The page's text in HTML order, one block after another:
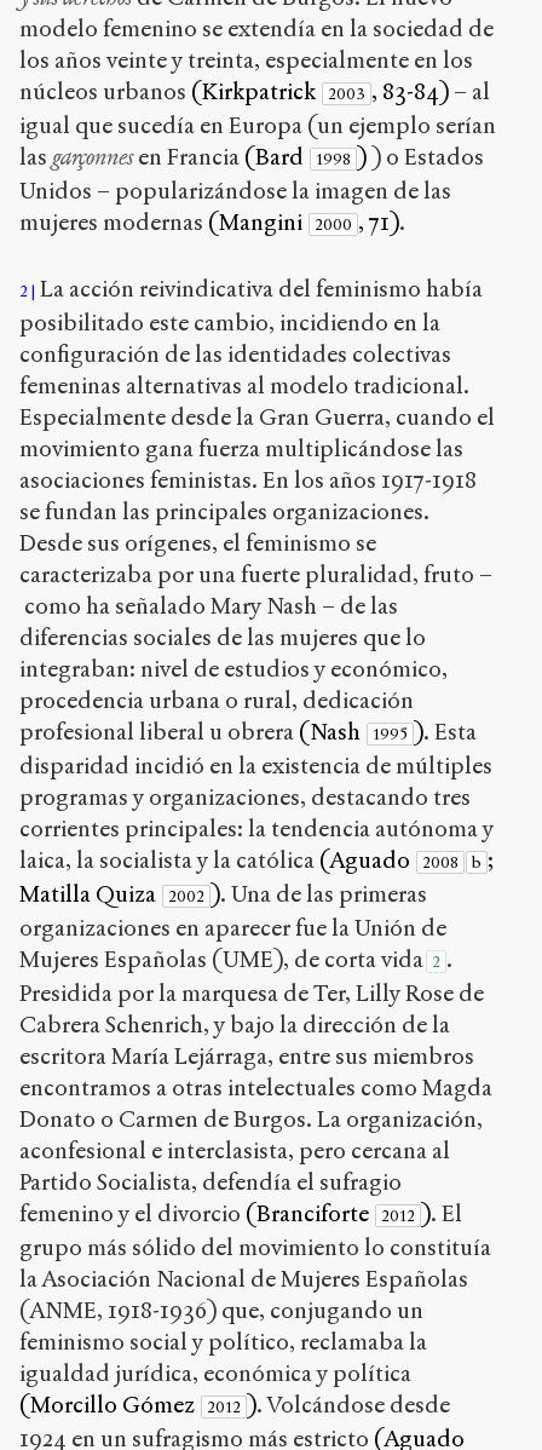
modelo femenino se extendía en la sociedad de
los años veinte y treinta, especialmente en los
núcleos urbanos (Kirkpatrick 2003 , 83-84) – al
igual que sucedía en Europa (un ejemplo serían
las garçonnesen Francia (Bard 1998 ) ) o Estados
Unidos – popularizándose la imagen de las
mujeres modernas (Mangini 2000 , 71).
2 La acción reivindicativa del feminismo había
posibilitado este cambio, incidiendo en la
configuración de las identidades colectivas
femeninas alternativas al modelo tradicional.
Especialmente desde la Gran Guerra, cuando el
movimiento gana fuerza multiplicándose las
asociaciones feministas. En los años 1917-1918
se fundan las principales organizaciones.
Desde sus orígenes, el feminismo se
caracterizaba por una fuerte pluralidad, fruto –
como ha señalado Mary Nash – de las
diferencias sociales de las mujeres que lo
integraban: nivel de estudios y económico,
procedencia urbana o rural, dedicación
profesional liberal u obrera (Nash 1995 ). Esta
disparidad incidió en la existencia de múltiples
programas y organizaciones, destacando tres
corrientes principales: la tendencia autónoma y
laica, la socialista y la católica (Aguado 2008 b ;
Matilla Quiza 2002 ). Una de las primeras
organizaciones en aparecer fue la Unión de
Mujeres Españolas (UME), de corta vida 2 .
Presidida por la marquesa de Ter, Lilly Rose de
Cabrera Schenrich, y bajo la dirección de la
escritora María Lejárraga, entre sus miembros
encontramos a otras intelectuales como Magda
Donato o Carmen de Burgos. La organización,
aconfesional e interclasista, pero cercana al
Partido Socialista, defendía el sufragio
femenino y el divorcio (Branciforte 2012 ). El
grupo más sólido del movimiento lo constituía
la Asociación Nacional de Mujeres Españolas
(ANME, 1918-1936) que, conjugando un
feminismo social y político, reclamaba la
igualdad jurídica, económica y política
(Morcillo Gómez 2012 ). Volcándose desde
1924 en un sufragismo más estricto (Aguado